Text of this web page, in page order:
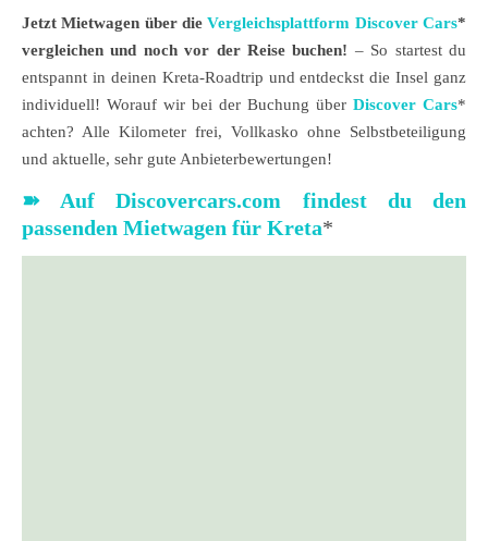
Jetzt Mietwagen über dieVergleichsplattform Discover Cars*
vergleichen und noch vor der Reise buchen! – So startest du
entspannt in deinen Kreta-Roadtrip und entdeckst die Insel ganz
individuell! Worauf wir bei der Buchung über Discover Cars*
achten? Alle Kilometer frei, Vollkasko ohne Selbstbeteiligung
und aktuelle, sehr gute Anbieterbewertungen!
➽ Auf Discovercars.com findest du den
passenden Mietwagen für Kreta*